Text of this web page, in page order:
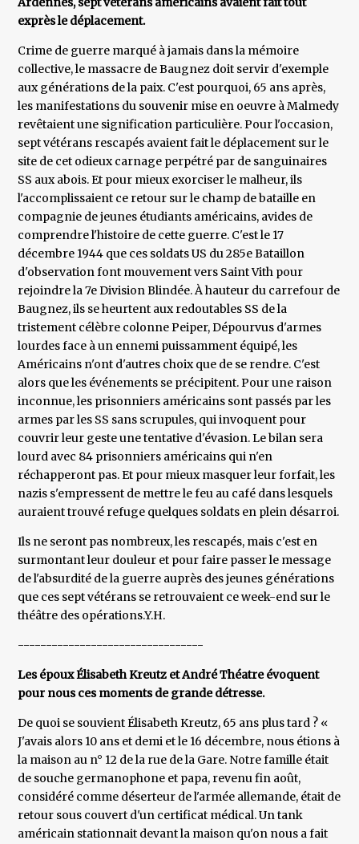
exprès le déplacement.
Crime de guerre marqué à jamais dans la mémoire
collective, le massacre de Baugnez doit servir d'exemple
aux générations de la paix. C'est pourquoi, 65 ans après,
les manifestations du souvenir mise en oeuvre à Malmedy
revêtaient une signification particulière. Pour l'occasion,
sept vétérans rescapés avaient fait le déplacement sur le
site de cet odieux carnage perpétré par de sanguinaires
SS aux abois. Et pour mieux exorciser le malheur, ils
l'accomplissaient ce retour sur le champ de bataille en
compagnie de jeunes étudiants américains, avides de
comprendre l'histoire de cette guerre. C'est le 17
décembre 1944 que ces soldats US du 285e Bataillon
d'observation font mouvement vers Saint Vith pour
rejoindre la 7e Division Blindée. À hauteur du carrefour de
Baugnez, ils se heurtent aux redoutables SS de la
tristement célèbre colonne Peiper, Dépourvus d'armes
lourdes face à un ennemi puissamment équipé, les
Américains n'ont d'autres choix que de se rendre. C'est
alors que les événements se précipitent. Pour une raison
inconnue, les prisonniers américains sont passés par les
armes par les SS sans scrupules, qui invoquent pour
couvrir leur geste une tentative d'évasion. Le bilan sera
lourd avec 84 prisonniers américains qui n'en
réchapperont pas. Et pour mieux masquer leur forfait, les
nazis s'empressent de mettre le feu au café dans lesquels
auraient trouvé refuge quelques soldats en plein désarroi.
Ils ne seront pas nombreux, les rescapés, mais c'est en
surmontant leur douleur et pour faire passer le message
de l'absurdité de la guerre auprès des jeunes générations
que ces sept vétérans se retrouvaient ce week-end sur le
théâtre des opérations.Y.H.
---------------------------------
Les époux Élisabeth Kreutz et André Théatre évoquent
pour nous ces moments de grande détresse.
De quoi se souvient Élisabeth Kreutz, 65 ans plus tard ? «
J'avais alors 10 ans et demi et le 16 décembre, nous étions à
la maison au n° 12 de la rue de la Gare. Notre famille était
de souche germanophone et papa, revenu fin août,
considéré comme déserteur de l'armée allemande, était de
retour sous couvert d'un certificat médical. Un tank
américain stationnait devant la maison qu'on nous a fait